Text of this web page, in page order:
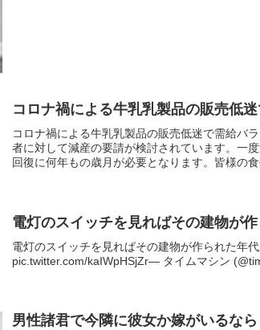
コロナ禍による牛乳乳製品の販売低
コロナ禍による牛乳乳製品の販売低迷で需給バ
者に対して減産の要請が検討されています。一
回復に何年もの歳月が必要となります。皆様の
電灯のスイッチを見ればその建物が
電灯のスイッチを見ればその建物が作られた年
pic.twitter.com/kaIWpHSjZr— タイムマシン
男性諸君で今隣に彼女か嫁がいるなら